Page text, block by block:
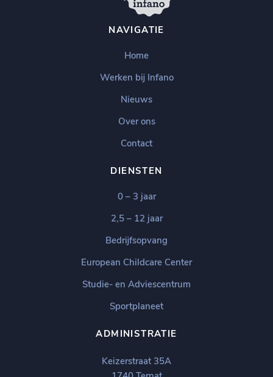
NAVIGATIE
Home
Werken bij Infano
Nieuws
Over ons
Contact
DIENSTEN
0 – 3 jaar
2,5 – 12 jaar
Bedrijfsopvang
European Childcare Center
Studie- en Adviescentrum
Sportplaneet
ADMINISTRATIE
Keizerstraat 35A